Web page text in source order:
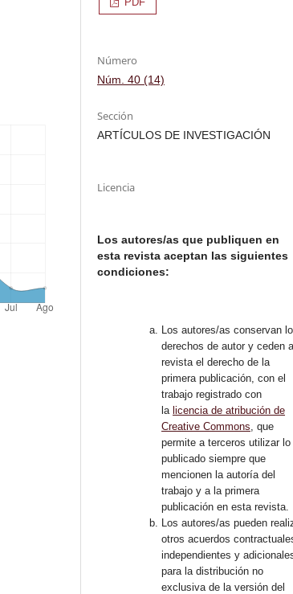
Número
Núm. 40 (14)
Sección
ARTÍCULOS DE INVESTIGACIÓN
Licencia
Los autores/as que publiquen en
esta revista aceptan las siguientes
condiciones:
Los autores/as conservan
derechos de autor y ceden
revista el derecho de la
primera publicación, con el
trabajo registrado con
la licencia de atribución de
Creative Commons , que
permite a terceros utilizar lo
publicado siempre que
mencionen la autoría del
trabajo y a la primera
publicación en esta revista.
Los autores/as pueden
otros acuerdos
independientes y
para la distribución no
exclusiva de la versión del